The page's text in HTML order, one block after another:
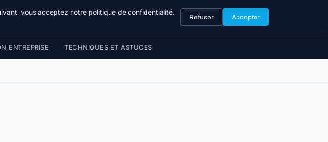
ENTREPRISE TECHNIQUES ET ASTUCES
vous acceptez notre politique de confidentialité.
Refuser Accepter